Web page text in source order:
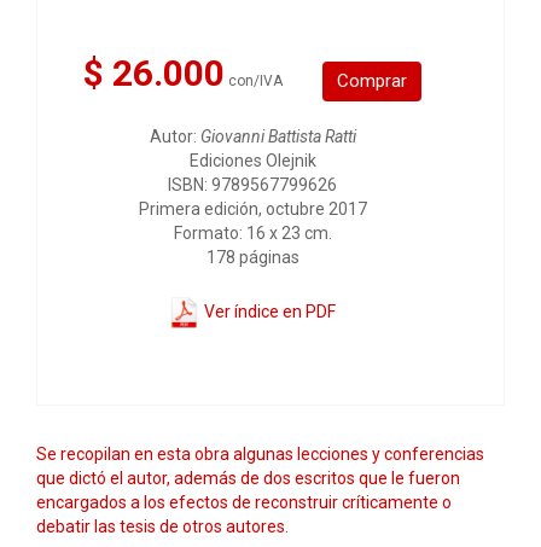
$ 26.000 con/IVA Comprar
Autor: Giovanni Battista Ratti
Ediciones Olejnik
ISBN: 9789567799626
Primera edición, octubre 2017
Formato: 16 x 23 cm.
178 páginas
Ver índice en PDF
Se recopilan en esta obra algunas lecciones y conferencias
que dictó el autor, además de dos escritos que le fueron
encargados a los efectos de reconstruir críticamente o
debatir las tesis de otros autores.